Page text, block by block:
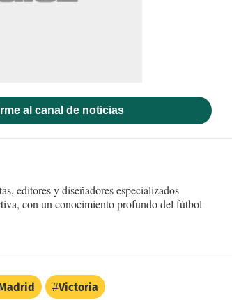
al canal de noticias
editores y diseñadores especializados
con un conocimiento profundo del fútbol
Victoria